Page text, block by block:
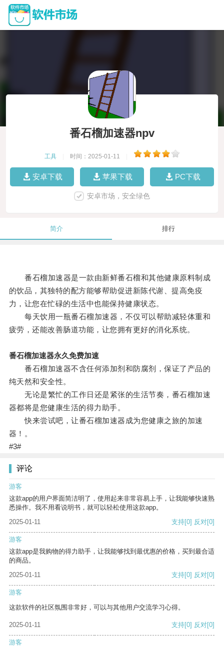
番石榴加速器npv
工具 时间：2025-01-11
安卓下载 苹果下载 PC下载
安卓市场，安全绿色
简介 排行
番石榴加速器是一款由新鲜番石榴和其他健康原料制成
的饮品，其独特的配方能够帮助促进新陈代谢、提高免疫
力，让您在忙碌的生活中也能保持健康状态。
每天饮用一瓶番石榴加速器，不仅可以帮助减轻体重和
疲劳，还能改善肠道功能，让您拥有更好的消化系统。
番石榴加速器永久免费加速
番石榴加速器不含任何添加剂和防腐剂，保证了产品的
纯天然和安全性。
无论是繁忙的工作日还是紧张的生活节奏，番石榴加速
器都将是您健康生活的得力助手。
快来尝试吧，让番石榴加速器成为您健康之旅的加速
器！。
#3#
评论
游客
这款app的用户界面简洁明了，使用起来非常容易上手，让我能够快速熟
悉操作。我不用看说明书，就可以轻松使用这款app。
2025-01-11
支持[0] 反对[0]
游客
这款app是我购物的得力助手，让我能够找到最优惠的价格，买到最合适
的商品。
2025-01-11
支持[0] 反对[0]
游客
这款软件的社区氛围非常好，可以与其他用户交流学习心得。
2025-01-11 支持[0] 反对[0]
游客